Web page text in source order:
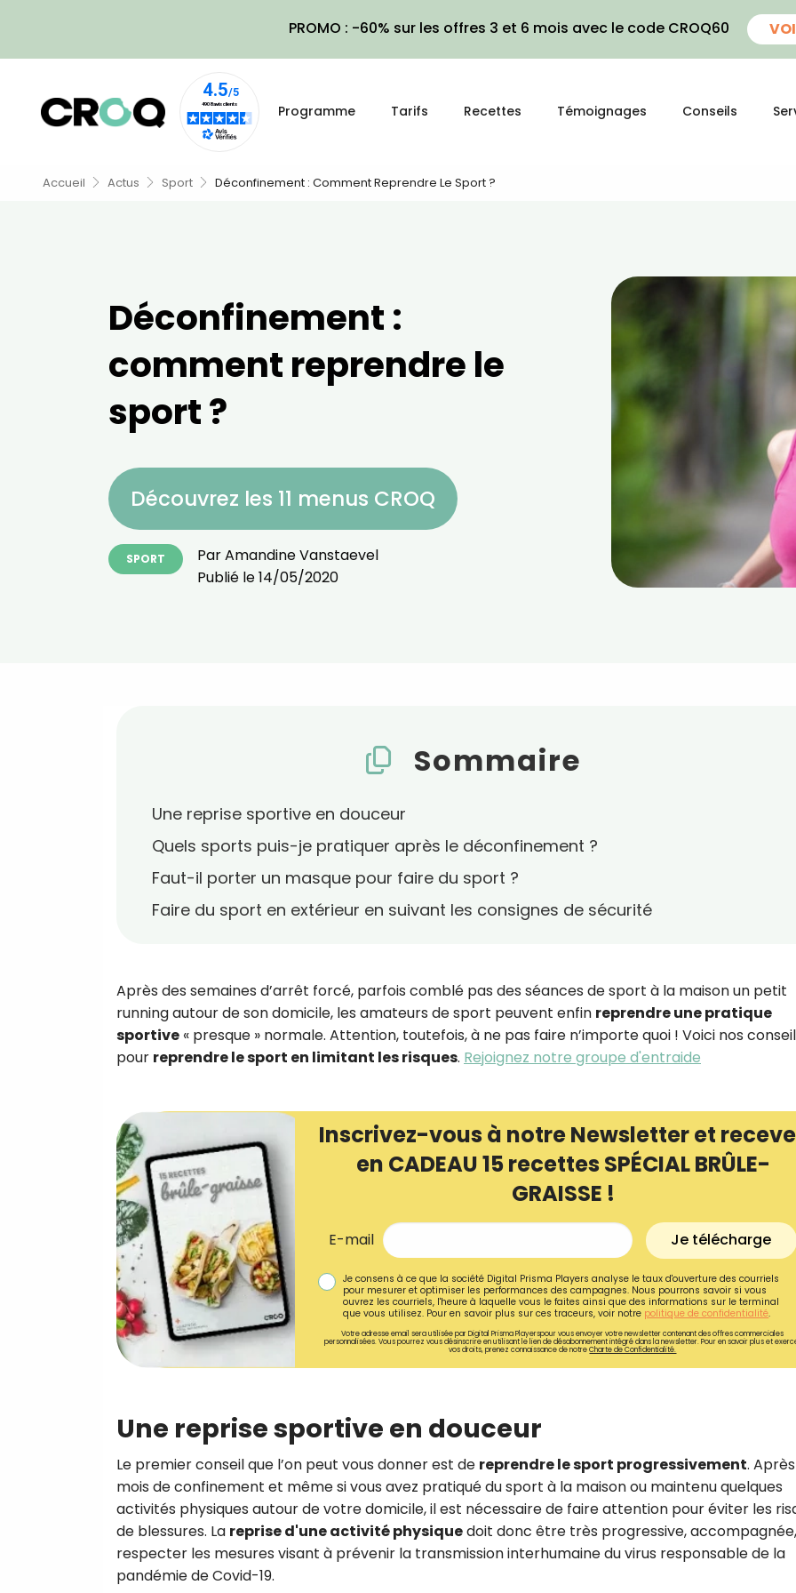
PROMO : -60% sur les offres 3 et 6 mois avec le code CROQ60
Programme Tarifs Recettes Témoignages Conseils
Accueil Actus Sport Déconfinement : Comment Reprendre Le Sport ?
Déconfinement :
comment reprendre le
sport ?
Découvrez les 11 menus CROQ
SPORT ParAmandine Vanstaevel
Publié le14/05/2020
Sommaire
Une reprise sportive en douceur
Quels sports puis-je pratiquer après le déconfinement ?
Faut-il porter un masque pour faire du sport ?
Faire du sport en extérieur en suivant les consignes de sécurité
Après des semaines d’arrêt forcé, parfois comblé pas des séances de sport à la maison un petit
running autour de son domicile, les amateurs de sport peuvent enfin reprendre une pratique
sportive « presque » normale. Attention, toutefois, à ne pas faire n’importe quoi ! Voici nos
pour reprendre le sport en limitant les risques. Rejoignez notre groupe d'entraide
Inscrivez-vous à notre Newsletter et
en CADEAU 15 recettes SPÉCIAL BRÛLE-
GRAISSE !
E-mail Je télécharge
Je consens à ce que la société Digital Prisma Players analyse le taux d'ouverture des courriels
pour mesurer et optimiser les performances des campagnes. Nous pourrons savoir si vous
ouvrez les courriels, l'heure à laquelle vous le faites ainsi que des informations sur le terminal
que vous utilisez. Pour en savoir plus sur ces traceurs, voir notre politique de confidentialité.
Votre adresse email sera utilisée par Digital Prisma Playerspour vous envoyer votre newsletter contenant des offres commerciales
personnalisées. Vous pourrez vous désinscrire en utilisant le lien de désabonnement intégré dans la newsletter. Pour en savoir plus et
vos droits, prenez connaissance de notreCharte de Confidentialité.
Une reprise sportive en douceur
Le premier conseil que l’on peut vous donner est de reprendre le sport progressivement.
mois de confinement et même si vous avez pratiqué du sport à la maison ou maintenu quelques
activités physiques autour de votre domicile, il est nécessaire de faire attention pour éviter les
de blessures. La reprise d'une activité physiquedoit donc être très progressive,
respecter les mesures visant à prévenir la transmission interhumaine du virus responsable de la
pandémie de Covid-19.
Recevez
recettes inédites de
!